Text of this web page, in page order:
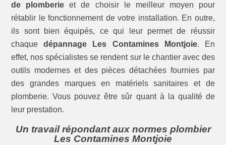
de plomberie et de choisir le meilleur moyen pour
rétablir le fonctionnement de votre installation. En outre,
ils sont bien équipés, ce qui leur permet de réussir
chaquedépannage Les Contamines Montjoie. En
effet, nos spécialistes se rendent sur le chantier avec des
outils modernes et des pièces détachées fournies par
des grandes marques en matériels sanitaires et de
plomberie. Vous pouvez être sûr quant à la qualité de
leur prestation.
Un travail répondant aux normes plombier
Les Contamines Montjoie